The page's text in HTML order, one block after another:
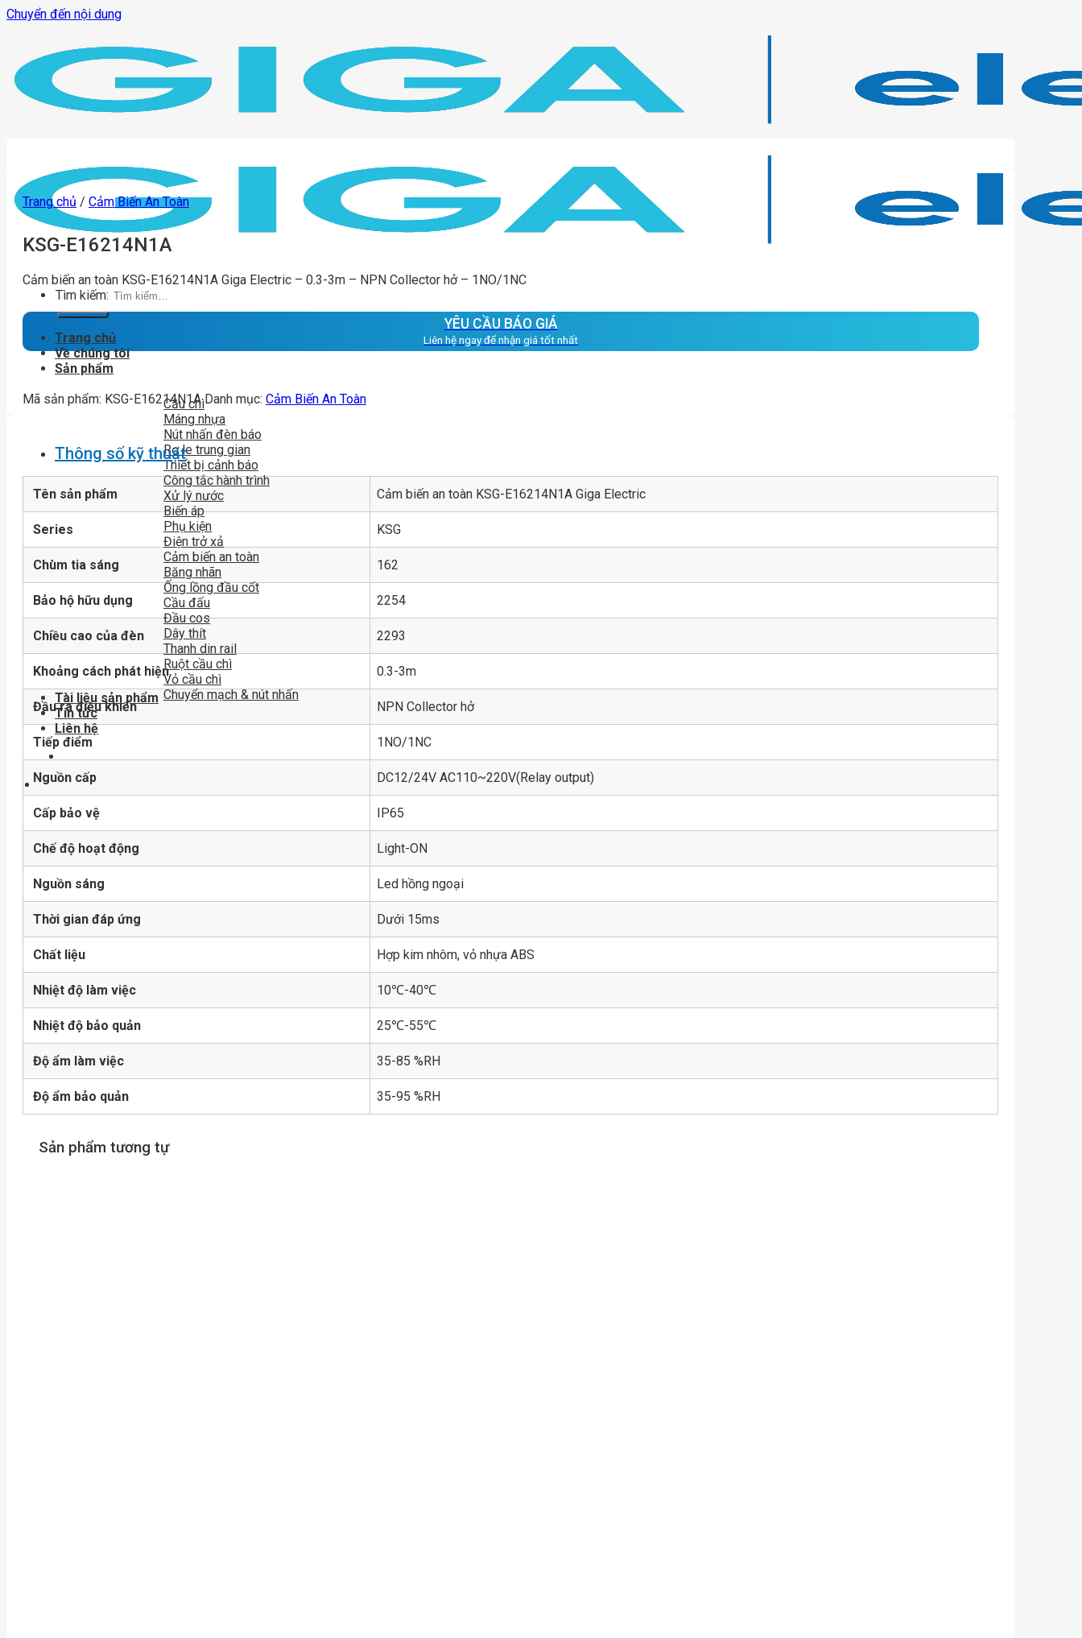
Chuyển đến nội dung
Tìm kiếm:
Trang chủ
Về chúng tôi
Sản phẩm
Cầu chì
Máng nhựa
Nút nhấn đèn báo
Rơ le trung gian
Thiết bị cảnh báo
Công tắc hành trình
Xử lý nước
Biến áp
Phụ kiện
Điện trở xả
Cảm biến an toàn
Băng nhãn
Ống lồng đầu cốt
Cầu đấu
Đầu cos
Dây thít
Thanh din rail
Ruột cầu chì
Vỏ cầu chì
Chuyển mạch & nút nhấn
Tài liệu sản phẩm
Tin tức
Liên hệ
Trang chủ / Cảm Biến An Toàn
KSG-E16214N1A
Cảm biến an toàn KSG-E16214N1A Giga Electric – 0.3-3m – NPN Collector hở – 1NO/1NC
YÊU CẦU BÁO GIÁ
Liên hệ ngay để nhận giá tốt nhất
Mã sản phẩm: KSG-E16214N1A Danh mục: Cảm Biến An Toàn
Thông số kỹ thuật
Tên sản phẩm Cảm biến an toàn KSG-E16214N1A Giga Electric
Series KSG
Chùm tia sáng 162
Bảo hộ hữu dụng 2254
Chiều cao của đèn 2293
Khoảng cách phát hiện 0.3-3m
Đầu ra điều khiển NPN Collector hở
Tiếp điểm 1NO/1NC
Nguồn cấp DC12/24V AC110~220V(Relay output)
Cấp bảo vệ IP65
Chế độ hoạt động Light-ON
Nguồn sáng Led hồng ngoại
Thời gian đáp ứng Dưới 15ms
Chất liệu Hợp kim nhôm, vỏ nhựa ABS
Nhiệt độ làm việc 10℃-40℃
Nhiệt độ bảo quản 25℃-55℃
Độ ẩm làm việc 35-85 %RH
Độ ẩm bảo quản 35-95 %RH
Sản phẩm tương tự